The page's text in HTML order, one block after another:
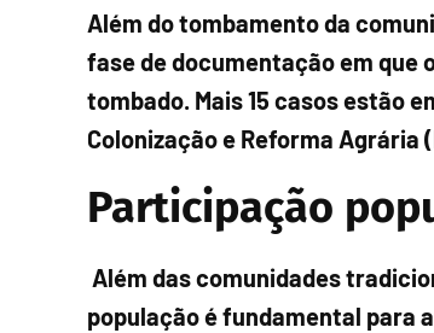
Além do tombamento da
fase de documentação em que
tombado. Mais 15 casos estão
Colonização e Reforma Agrária
Participação
Além das comunidades
população é fundamental para